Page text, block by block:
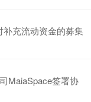
充流动资金的募集
MaiaSpace签署协